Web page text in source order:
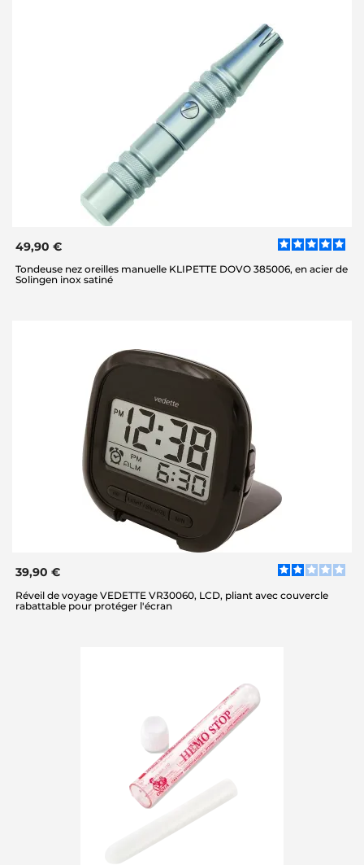
49,90 €
Tondeuse nez oreilles manuelle KLIPETTE DOVO 385006, en acier de
Solingen inox satiné
39,90 €
Réveil de voyage VEDETTE VR30060, LCD, pliant avec couvercle
rabattable pour protéger l'écran